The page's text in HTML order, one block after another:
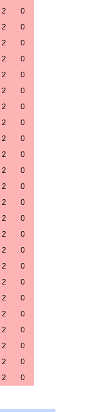
2
0
2
0
2
0
2
0
2
0
2
0
2
0
2
0
2
0
2
0
2
0
2
0
2
0
2
0
2
0
2
0
2
0
2
0
2
0
2
0
2
0
2
0
2
0
2 0